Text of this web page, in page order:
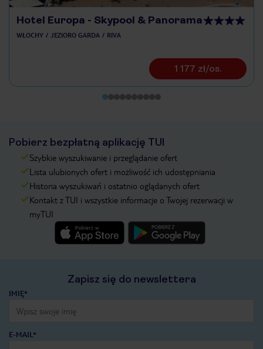
Hotel Europa - Skypool & Panorama
WŁOCHY JEZIORO GARDA RIVA
1 177 zł/os.
Pobierz bezpłatną aplikację TUI
Szybkie wyszukiwanie i przeglądanie ofert
Lista ulubionych ofert i możliwość ich udostępniania
Historia wyszukiwań i ostatnio oglądanych ofert
Kontakt z TUI i wszystkie informacje o Twojej rezerwacji w
myTUI
Zapisz się do newslettera
IMIĘ*
E-MAIL*